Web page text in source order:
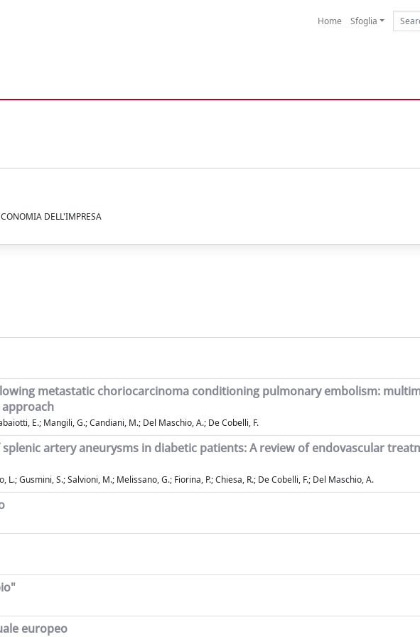
Home Sfoglia
DELL'IMPRESA
metastatic choriocarcinoma conditioning pulmonary embolism:
E.; Mangili, G.; Candiani, M.; Del Maschio, A.; De Cobelli, F.
artery aneurysms in diabetic patients: A review of endovascular
Gusmini, S.; Salvioni, M.; Melissano, G.; Fiorina, P.; Chiesa, R.; De Cobelli, F.; Del Maschio, A.
europeo